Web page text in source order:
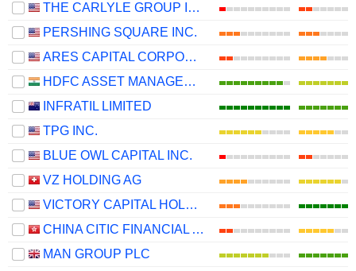
THE CARLYLE GROUP INC.
PERSHING SQUARE INC.
ARES CAPITAL CORPORATION
HDFC ASSET MANAGEMENT COMPANY LIMITED
INFRATIL LIMITED
TPG INC.
BLUE OWL CAPITAL INC.
VZ HOLDING AG
VICTORY CAPITAL HOLDINGS, INC.
CHINA CITIC FINANCIAL ASSET MANAGEMENT CO., LTD.
MAN GROUP PLC